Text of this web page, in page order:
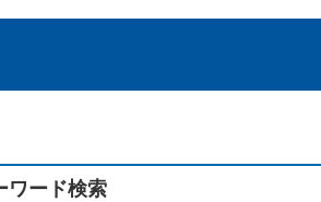
ワード検索